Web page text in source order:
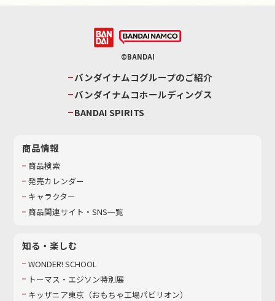
©BANDAI
バンダイナムコグループのご紹介
バンダイナムコホールディングス
BANDAI SPIRITS
商品情報
商品検索
発売カレンダー
キャラクター
商品関連サイト・SNS一覧
知る・楽しむ
WONDER! SCHOOL
トーマス・エジソン特別展
キッザニア東京（おもちゃ工場パビリオン）​